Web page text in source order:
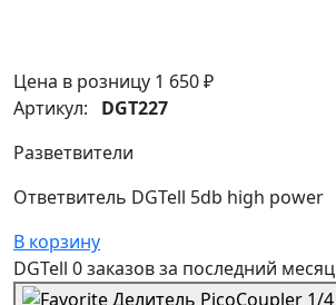
Цена в розницу 1 650 ₽
Артикул: DGT227
Разветвители
Ответвитель DGTell 5db high power
В корзину
DGTell 0 заказовза последний месяц